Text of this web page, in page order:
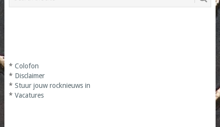
* Colofon
* Disclaimer
* Stuur jouw rocknieuws in
* Vacatures